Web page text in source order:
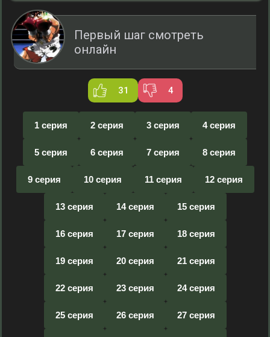
Первый шаг смотреть
онлайн
31 4
1 серия 2 серия 3 серия 4 серия
5 серия 6 серия 7 серия 8 серия
9 серия 10 серия 11 серия 12 серия
13 серия 14 серия 15 серия
16 серия 17 серия 18 серия
19 серия 20 серия 21 серия
22 серия 23 серия 24 серия
25 серия 26 серия 27 серия